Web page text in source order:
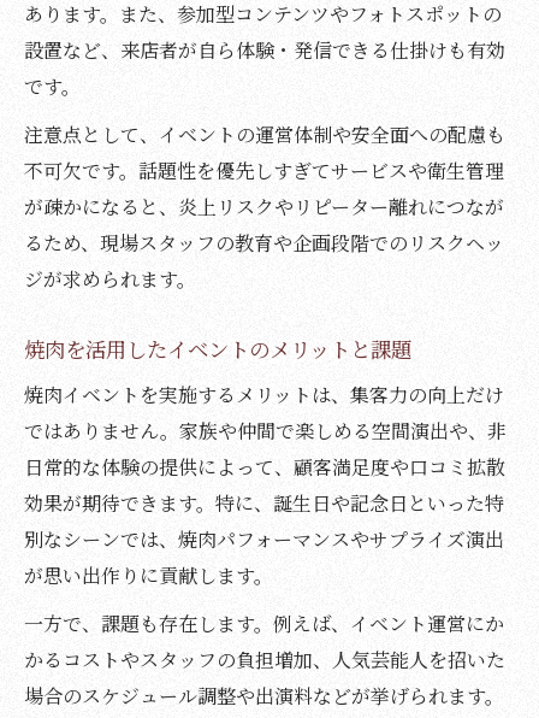
あります。また、参加型コンテンツやフォトスポットの
設置など、来店者が自ら体験・発信できる仕掛けも有効
です。
注意点として、イベントの運営体制や安全面への配慮も
不可欠です。話題性を優先しすぎてサービスや衛生管理
が疎かになると、炎上リスクやリピーター離れにつなが
るため、現場スタッフの教育や企画段階でのリスクヘッ
ジが求められます。
焼肉を活用したイベントのメリットと課題
焼肉イベントを実施するメリットは、集客力の向上だけ
ではありません。家族や仲間で楽しめる空間演出や、非
日常的な体験の提供によって、顧客満足度や口コミ拡散
効果が期待できます。特に、誕生日や記念日といった特
別なシーンでは、焼肉パフォーマンスやサプライズ演出
が思い出作りに貢献します。
一方で、課題も存在します。例えば、イベント運営にか
かるコストやスタッフの負担増加、人気芸能人を招いた
場合のスケジュール調整や出演料などが挙げられます。